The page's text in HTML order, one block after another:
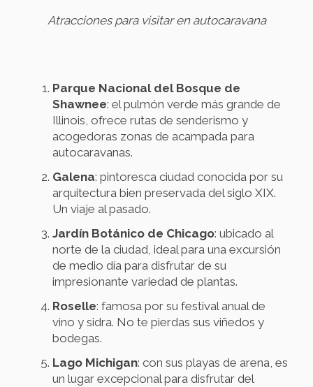
Atracciones para visitar en autocaravana
Parque Nacional del Bosque de
Shawnee: el pulmón verde más grande de
Illinois, ofrece rutas de senderismo y
acogedoras zonas de acampada para
autocaravanas.
Galena: pintoresca ciudad conocida por su
arquitectura bien preservada del siglo XIX.
Un viaje al pasado.
Jardín Botánico de Chicago: ubicado al
norte de la ciudad, ideal para una excursión
de medio día para disfrutar de su
impresionante variedad de plantas.
Roselle: famosa por su festival anual de
vino y sidra. No te pierdas sus viñedos y
bodegas.
Lago Michigan: con sus playas de arena, es
un lugar excepcional para disfrutar del